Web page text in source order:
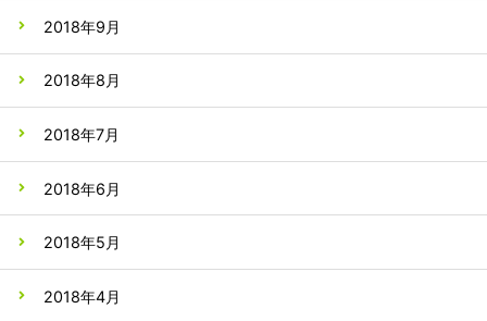
2018年9月
2018年8月
2018年7月
2018年6月
2018年5月
2018年4月